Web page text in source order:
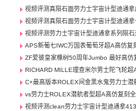
视频评测真陨石面劳力士宇宙计型迪通
视频评测真陨石面劳力士宇宙计型迪通
视频评测劳力士宇宙计型迪通拿系列陨
APS新葡七IWC万国表葡萄牙超A高仿复
ZF爱彼皇家橡树50周年Jumbo 最好高
RICHARD MILLE理查米尔男士陀飞轮
C+最高版本ROLEX间金黑水鬼劳力士
vs劳力士ROLEX潜航者型超A高仿复刻
视频评测clean劳力士宇宙计型迪通拿